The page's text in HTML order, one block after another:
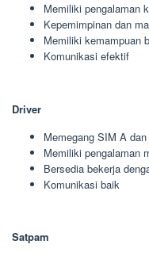
Memiliki pengalaman
Kepemimpinan dan
Memiliki kemampuan
Komunikasi efektif
Driver
Memegang SIM A dan
Memiliki pengalaman
Bersedia bekerja
Komunikasi baik
Satpam